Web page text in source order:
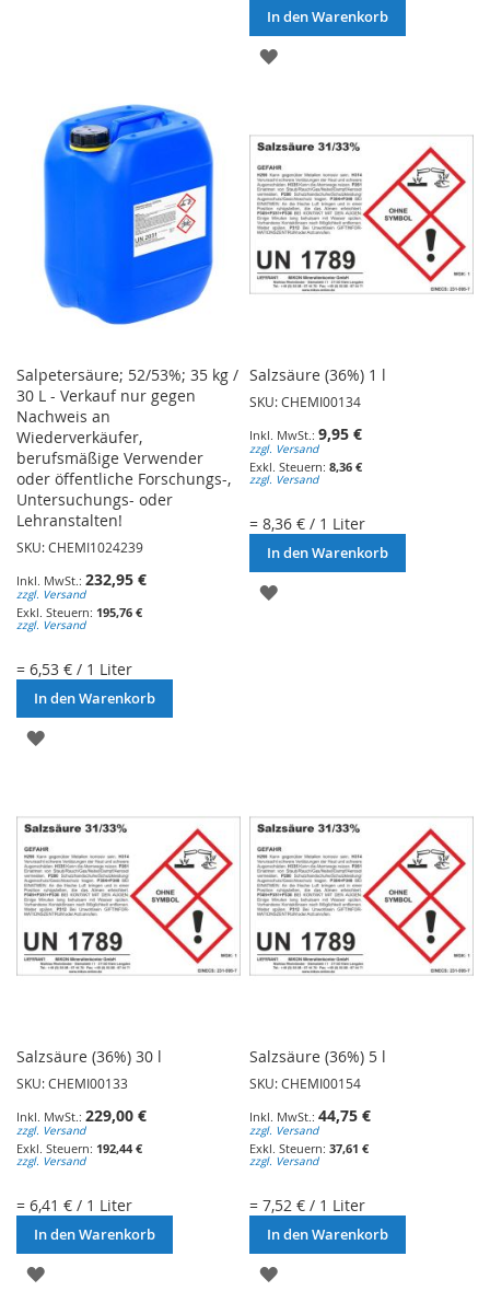
In den Warenkorb
ZUR
HINZUFÜGEN
Salpetersäure; 52/53%; 35 kg /
30 L - Verkauf nur gegen
Nachweis an
Wiederverkäufer,
berufsmäßige Verwender
oder öffentliche Forschungs-,
Untersuchungs- oder
Lehranstalten!
SKU: CHEMI1024239
232,95 €
zzgl. Versand
195,76 €
zzgl. Versand
= 6,53 € / 1 Liter
In den Warenkorb
ZUR
HINZUFÜGEN
Salzsäure (36%) 1 l
SKU: CHEMI00134
9,95 €
zzgl. Versand
8,36 €
zzgl. Versand
= 8,36 € / 1 Liter
In den Warenkorb
ZUR
Salzsäure (36%) 30 l
SKU: CHEMI00133
229,00 €
zzgl. Versand
192,44 €
zzgl. Versand
= 6,41 € / 1 Liter
In den Warenkorb
ZUR
Salzsäure (36%) 5 l
SKU: CHEMI00154
44,75 €
zzgl. Versand
37,61 €
zzgl. Versand
= 7,52 € / 1 Liter
In den Warenkorb
ZUR